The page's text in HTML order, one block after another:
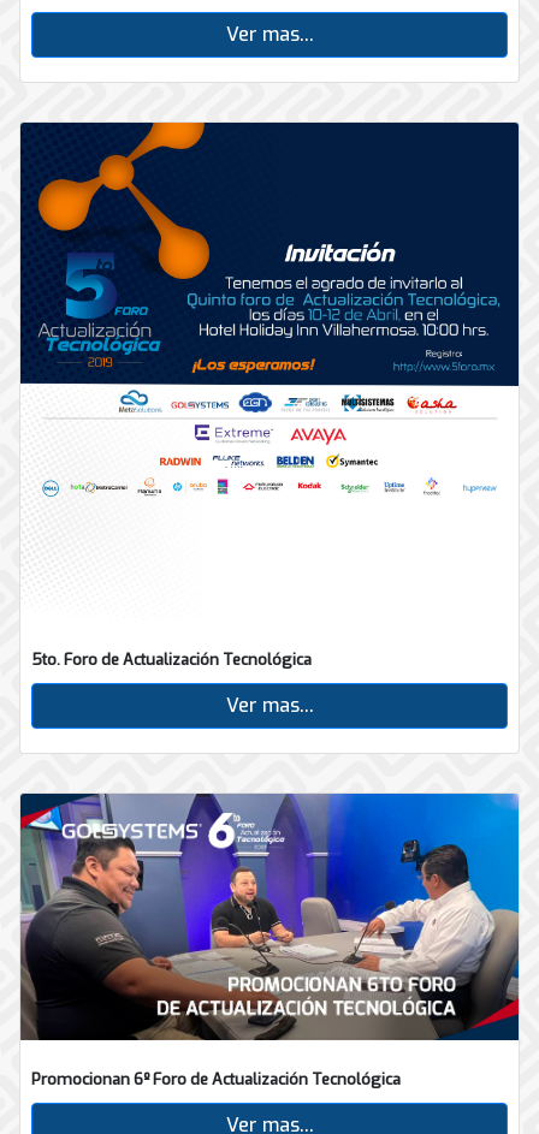
Ver mas...
5to. Foro de Actualización Tecnológica
Ver mas...
Promocionan 6º Foro de Actualización Tecnológica
Ver mas...